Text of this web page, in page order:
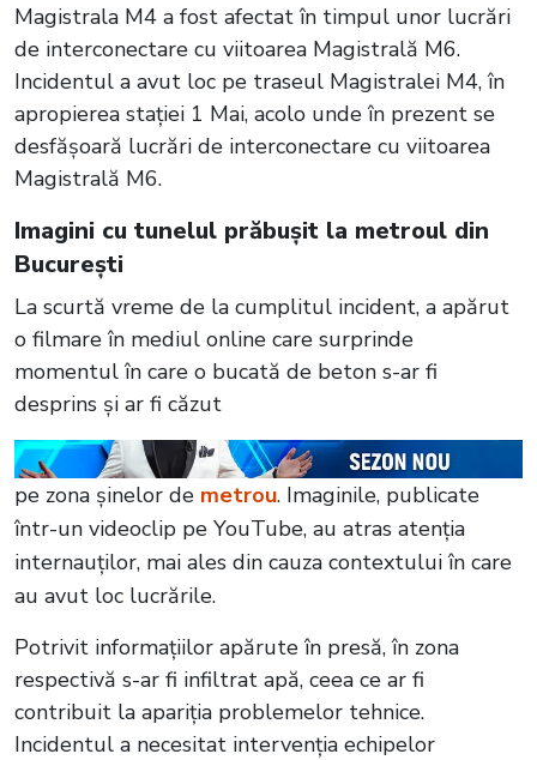
Magistrala M4 a fost afectat în timpul unor lucrări
de interconectare cu viitoarea Magistrală M6.
Incidentul a avut loc pe traseul Magistralei M4, în
apropierea stației 1 Mai, acolo unde în prezent se
desfășoară lucrări de interconectare cu viitoarea
Magistrală M6.
Imagini cu tunelul prăbușit la metroul din
București
La scurtă vreme de la cumplitul incident, a apărut
o filmare în mediul online care surprinde
momentul în care o bucată de beton s-ar fi
desprins și ar fi căzut
pe zona șinelor de metrou. Imaginile, publicate
într-un videoclip pe YouTube, au atras atenția
internauților, mai ales din cauza contextului în care
au avut loc lucrările.
Potrivit informațiilor apărute în presă, în zona
respectivă s-ar fi infiltrat apă, ceea ce ar fi
contribuit la apariția problemelor tehnice.
Incidentul a necesitat intervenția echipelor